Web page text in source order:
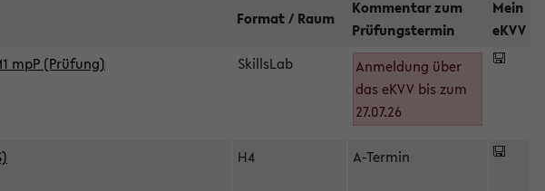
Format / Raum
Kommentar zum
Prüfungstermin
Mein
eKVV
mpP (Prüfung)
SkillsLab
Anmeldung über
das eKVV bis zum
27.07.26
H4 A-Termin